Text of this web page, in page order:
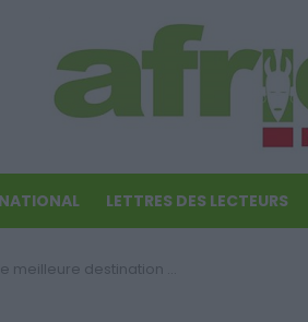
LETTRES DES LECTEURS
destination touristique du monde!